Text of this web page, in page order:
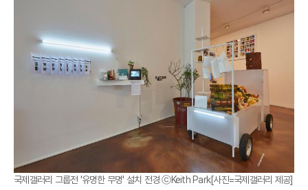
국제갤러리 그룹전 '유명한 무명' 설치 전경 ⓒKeith Park[사진=국제갤러리 제공]